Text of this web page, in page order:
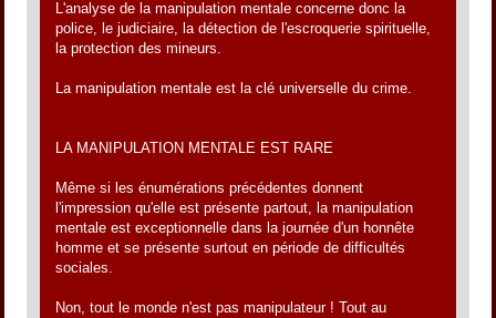
L'analyse de la manipulation mentale concerne donc la
police, le judiciaire, la détection de l'escroquerie spirituelle,
la protection des mineurs.
La manipulation mentale est la clé universelle du crime.
LA MANIPULATION MENTALE EST RARE
Même si les énumérations précédentes donnent
l'impression qu'elle est présente partout, la manipulation
mentale est exceptionnelle dans la journée d'un honnête
homme et se présente surtout en période de difficultés
sociales.
Non, tout le monde n'est pas manipulateur ! Tout au